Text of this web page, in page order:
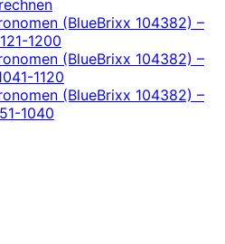
(BlueBrixx 104382) –
1200
(BlueBrixx 104382) –
1120
(BlueBrixx 104382) –
1040